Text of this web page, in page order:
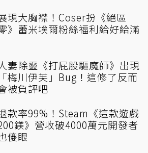
現大胸襟！Coser扮《絕區
》蕾米埃爾粉絲福利給好給滿
妻除靈《打屁股驅魔師》出現
「梅川伊芙」Bug！這修了反而
被負評吧
款率99%！Steam《這款遊戲
鎂》營收破4000萬元開發者
傻眼